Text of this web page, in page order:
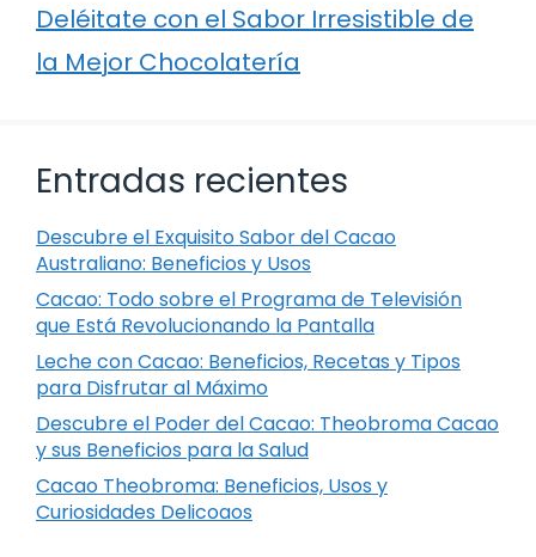
Deléitate con el Sabor Irresistible de
la Mejor Chocolatería
Entradas recientes
Descubre el Exquisito Sabor del Cacao
Australiano: Beneficios y Usos
Cacao: Todo sobre el Programa de Televisión
que Está Revolucionando la Pantalla
Leche con Cacao: Beneficios, Recetas y Tipos
para Disfrutar al Máximo
Descubre el Poder del Cacao: Theobroma Cacao
y sus Beneficios para la Salud
Cacao Theobroma: Beneficios, Usos y
Curiosidades Delicoaos